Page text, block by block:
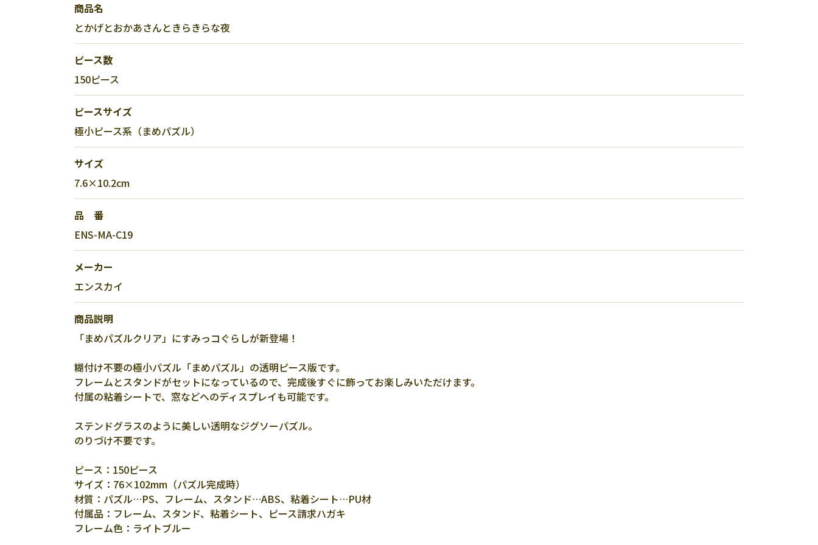
商品名
とかげとおかあさんときらきらな夜
ピース数
150ピース
ピースサイズ
極小ピース系（まめパズル）
サイズ
7.6×10.2cm
品 番
ENS-MA-C19
メーカー
エンスカイ
商品説明
「まめパズルクリア」にすみっコぐらしが新登場！
糊付け不要の極小パズル「まめパズル」の透明ピース版です。
フレームとスタンドがセットになっているので、完成後すぐに飾ってお楽しみいただけます。
付属の粘着シートで、窓などへのディスプレイも可能です。
ステンドグラスのように美しい透明なジグソーパズル。
のりづけ不要です。
ピース：150ピース
サイズ：76×102mm（パズル完成時）
材質：パズル…PS、フレーム、スタンド…ABS、粘着シート…PU材
付属品：フレーム、スタンド、粘着シート、ピース請求ハガキ
フレーム色：ライトブルー